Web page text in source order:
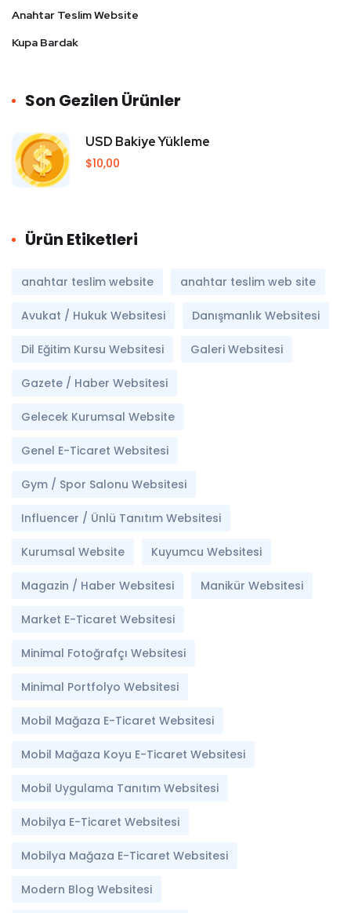
Anahtar Teslim Website
Kupa Bardak
Son Gezilen Ürünler
USD Bakiye Yükleme
$10,00
Ürün Etiketleri
anahtar teslim website anahtar teslim web site
Avukat / Hukuk Websitesi Danışmanlık Websitesi
Dil Eğitim Kursu Websitesi Galeri Websitesi
Gazete / Haber Websitesi
Gelecek Kurumsal Website
Genel E-Ticaret Websitesi
Gym / Spor Salonu Websitesi
Influencer / Ünlü Tanıtım Websitesi
Kurumsal Website Kuyumcu Websitesi
Magazin / Haber Websitesi Manikür Websitesi
Market E-Ticaret Websitesi
Minimal Fotoğrafçı Websitesi
Minimal Portfolyo Websitesi
Mobil Mağaza E-Ticaret Websitesi
Mobil Mağaza Koyu E-Ticaret Websitesi
Mobil Uygulama Tanıtım Websitesi
Mobilya E-Ticaret Websitesi
Mobilya Mağaza E-Ticaret Websitesi
Modern Blog Websitesi